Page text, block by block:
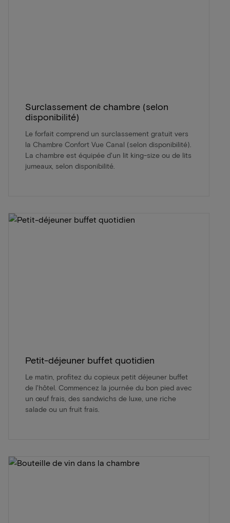
Surclassement de chambre (selon
disponibilité)
Le forfait comprend un surclassement gratuit vers
la Chambre Confort Vue Canal (selon disponibilité).
La chambre est équipée d'un lit king-size ou de lits
jumeaux, selon disponibilité.
Petit-déjeuner buffet quotidien
Le matin, profitez du copieux petit déjeuner buffet
de l'hôtel. Commencez la journée du bon pied avec
un œuf frais, des sandwichs de luxe, une riche
salade ou un fruit frais.